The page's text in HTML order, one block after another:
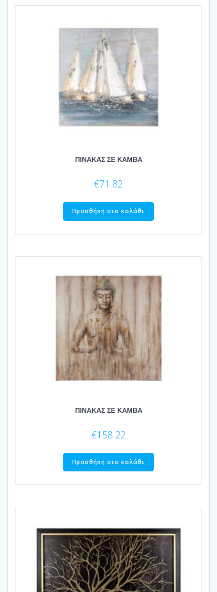
ΠΙΝΑΚΑΣ ΣΕ ΚΑΜΒΑ
€71.82
Προσθήκη στο καλάθι
ΠΙΝΑΚΑΣ ΣΕ ΚΑΜΒΑ
€158.22
Προσθήκη στο καλάθι